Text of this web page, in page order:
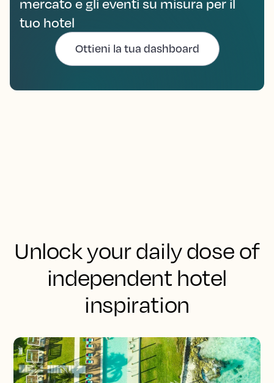
mercato e gli eventi su misura per il
tuo hotel
Ottieni la tua dashboard
Unlock your daily dose of
independent hotel
inspiration